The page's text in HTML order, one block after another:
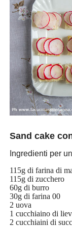
Sand cake
Ingredienti per
115g di farina di
115g di zucchero
60g di burro
30g di farina 00
2 uova
1 cucchiaino di
2 cucchiaini di